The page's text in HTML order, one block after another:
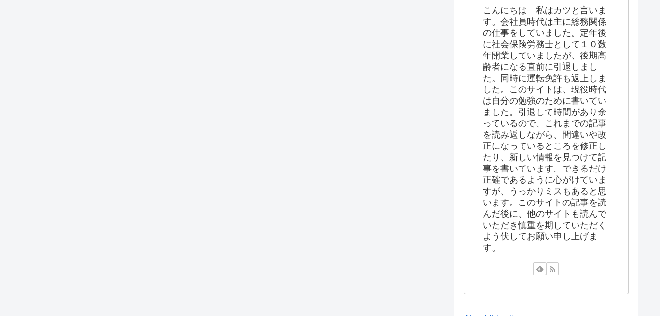
こんにちは 私はカツと言いま
す。会社員時代は主に総務関係
の仕事をしていました。定年後
に社会保険労務士として１０数
年開業していましたが、後期高
齢者になる直前に引退しまし
た。同時に運転免許も返上しま
した。このサイトは、現役時代
は自分の勉強のために書いてい
ました。引退して時間があり余
っているので、これまでの記事
を読み返しながら、間違いや改
正になっているところを修正し
たり、新しい情報を見つけて記
事を書いています。できるだけ
正確であるように心がけていま
すが、うっかりミスもあると思
います。このサイトの記事を読
んだ後に、他のサイトも読んで
いただき慎重を期していただく
よう伏してお願い申し上げま
す。